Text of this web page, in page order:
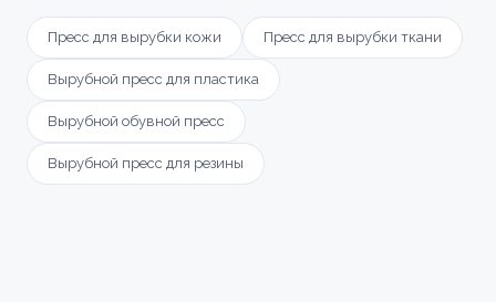
Пресс для вырубки кожи Пресс для вырубки ткани
Вырубной пресс для пластика
Вырубной обувной пресс
Вырубной пресс для резины